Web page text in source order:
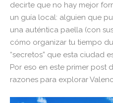
decirte que no hay mejor
un guía local: alguien que
una auténtica paella (con
cómo organizar tu tiempo
“secretos” que esta ciudad
Por eso en este primer post
razones para explorar